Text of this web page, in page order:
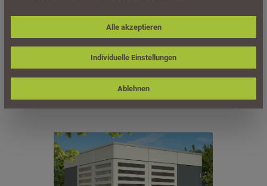
Skan Holz CrossCube-Haus Perth 3,
253 x 253 cm, schiefergrau/telegrau
Bildergalerie überspringen
Individuelle Einstellungen
Ablehnen
Alle akzeptieren